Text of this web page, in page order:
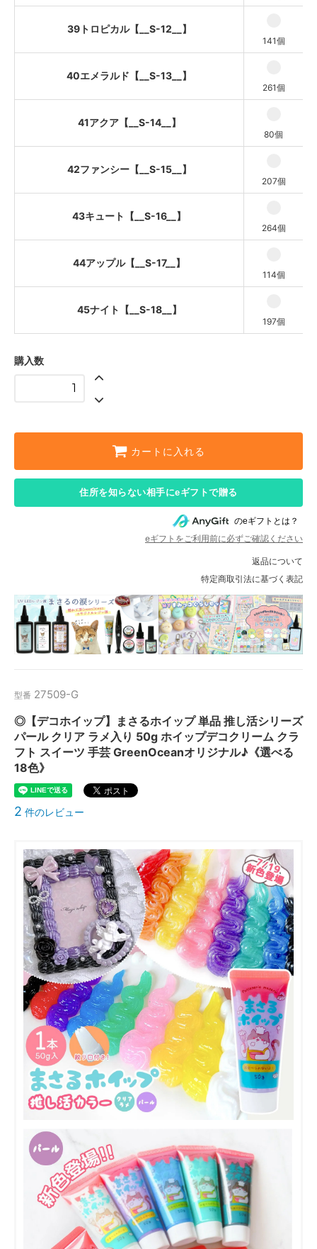
39トロピカル【__S-12__】
141個
40エメラルド【__S-13__】
261個
41アクア【__S-14__】
80個
42ファンシー【__S-15__】
207個
43キュート【__S-16__】
264個
44アップル【__S-17__】
114個
45ナイト【__S-18__】
197個
購入数
カートに入れる
住所を知らない相手にeギフトで贈る
のeギフトとは？
eギフトをご利用前に必ずご確認ください
返品について
特定商取引法に基づく表記
型番 27509-G
◎【デコホイップ】まさるホイップ 単品 推し活シリーズ
パール クリア ラメ入り 50g ホイップデコクリーム クラ
フト スイーツ 手芸 GreenOceanオリジナル♪《選べる
18色》
2 件のレビュー